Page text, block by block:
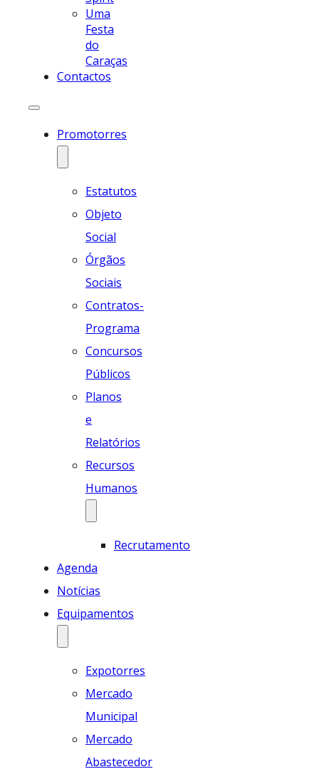
Uma
Festa
do
Caraças
Contactos
Promotorres
Estatutos
Objeto
Social
Órgãos
Sociais
Contratos-
Programa
Concursos
Públicos
Planos
e
Relatórios
Recursos
Humanos
Recrutamento
Agenda
Notícias
Equipamentos
Expotorres
Mercado
Municipal
Mercado
Abastecedor